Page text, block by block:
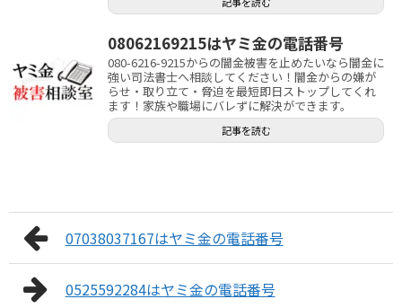
08062169215はヤミ金の電話番号
080-6216-9215からの闇金被害を止めたいなら闇金に
強い司法書士へ相談してください！闇金からの嫌が
らせ・取り立て・脅迫を最短即日ストップしてくれ
ます！家族や職場にバレずに解決ができます。
記事を読む
07038037167はヤミ金の電話番号
0525592284はヤミ金の電話番号